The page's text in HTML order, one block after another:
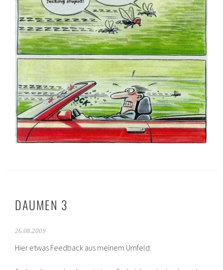
DAUMEN 3
26.08.2009
Hier etwas Feedback aus meinem Umfeld: